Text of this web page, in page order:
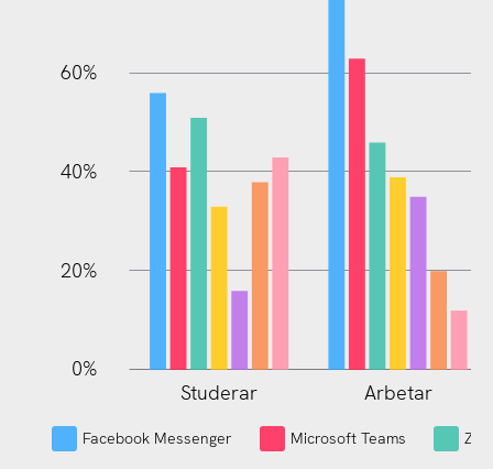
60%
40%
20%
0%
L
Studerar Arbetar
Facebook Messenger Microsoft Teams